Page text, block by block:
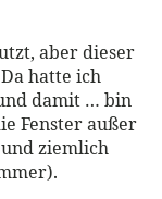
aber dieser
hatte ich
damit … bin
Fenster außer
ziemlich